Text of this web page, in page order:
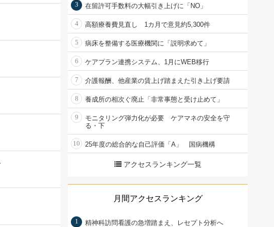
3 在留許可手数料の大幅引き上げに「NO」
4 高額療養費見直し 1カ月で意見約5,300件
5 病床を整備する医療機関に「説明求めて」
6 ケアプラン連携システム、1月にWEB移行
7 介護報酬、他産業の賃上げ踏まえた引き上げ要請
8 養成所の相次ぐ廃止「非常事態と受け止めて」
9
モニタリング弾力化が必要 ケアマネの安全を守
る・下
10 25年度の総合的な自己評価「A」 国病機構
アクセスランキング一覧
月間アクセスランキング
1 精神科訪問看護の急増踏まえ、レセプト分析へ